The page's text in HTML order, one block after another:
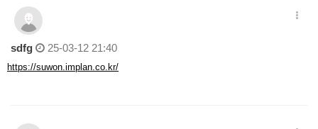
sdfg 25-03-12 21:40
https://suwon.implan.co.kr/